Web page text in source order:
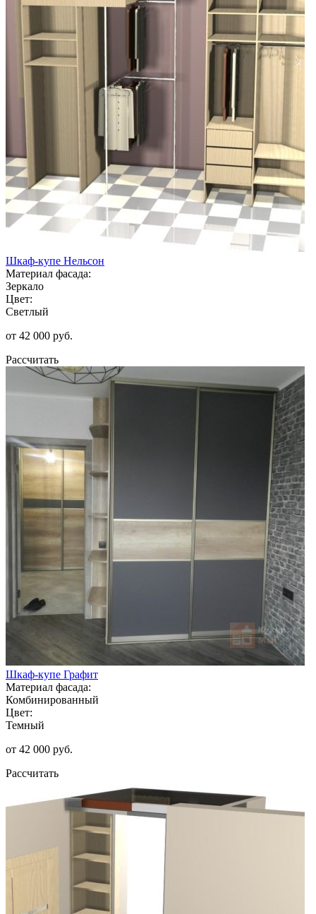
Шкаф-купе Нельсон
Материал фасада:
Зеркало
Цвет:
Светлый
от 42 000 руб.
Рассчитать
Шкаф-купе Графит
Материал фасада:
Комбинированный
Цвет:
Темный
от 42 000 руб.
Рассчитать